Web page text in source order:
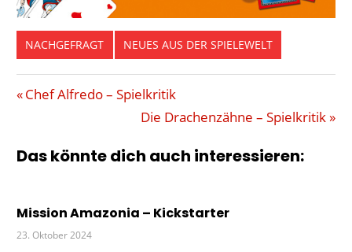
NACHGEFRAGT NEUES AUS DER SPIELEWELT
CHADA
INTERVIEW
KOGGE
Beitragsnavigation
Vorheriger
Chef Alfredo – Spielkritik
Nächster
Die Drachenzähne – Spielkritik
Das könnte dich auch interessieren:
Mission Amazonia – Kickstarter
23. Oktober 2024